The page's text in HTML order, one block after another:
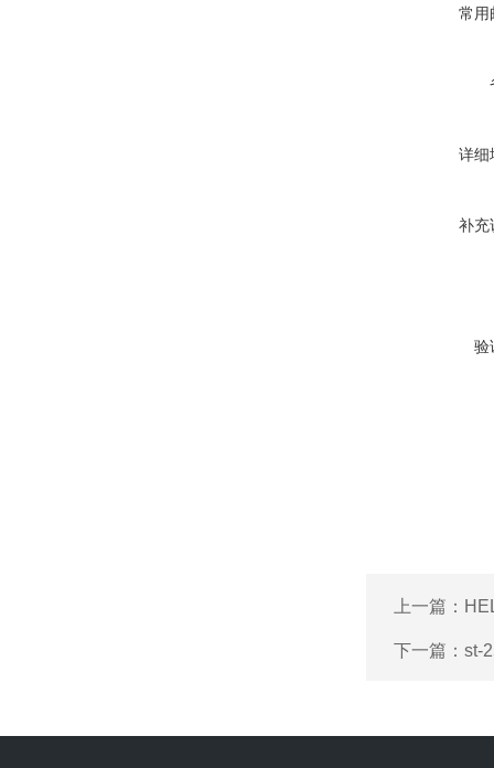
常用
详细
补充
验
上一篇：
下一篇： st-